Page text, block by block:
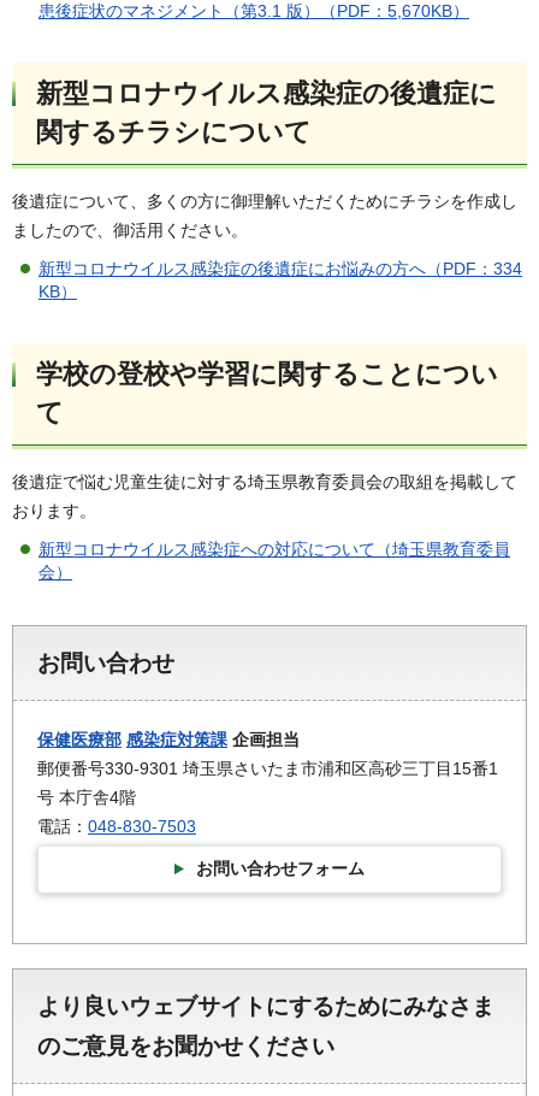
患後症状のマネジメント（第3.1 版）（PDF：5,670KB）
新型コロナウイルス感染症の後遺症に
関するチラシについて
後遺症について、多くの方に御理解いただくためにチラシを作成し
ましたので、御活用ください。
新型コロナウイルス感染症の後遺症にお悩みの方へ（PDF：334
KB）
学校の登校や学習に関することについ
て
後遺症で悩む児童生徒に対する埼玉県教育委員会の取組を掲載して
おります。
新型コロナウイルス感染症への対応について（埼玉県教育委員
会）
お問い合わせ
保健医療部 感染症対策課 企画担当
郵便番号330-9301 埼玉県さいたま市浦和区高砂三丁目15番1
号 本庁舎4階
電話： 048-830-7503
お問い合わせフォーム
より良いウェブサイトにするためにみなさま
のご意見をお聞かせください